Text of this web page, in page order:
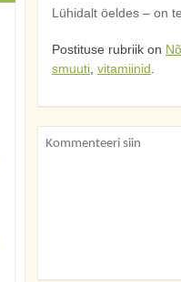
Lühidalt öeldes – on
Postituse rubriik on
smuuti vitamiinid